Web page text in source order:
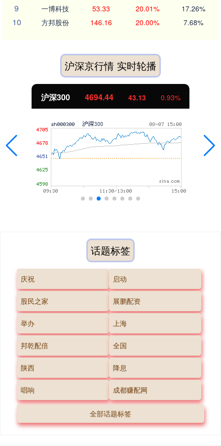
9 一博科技 53.33 20.01% 17.26%
10 方邦股份 146.16 20.00% 7.68%
沪深京行情 实时轮播
沪深300 4694.44 43.13 0.93%
话题标签
庆祝 启动
股民之家 展鹏配资
举办 上海
邦乾配倍 全国
陕西 降息
唱响 成都赚配网
全部话题标签